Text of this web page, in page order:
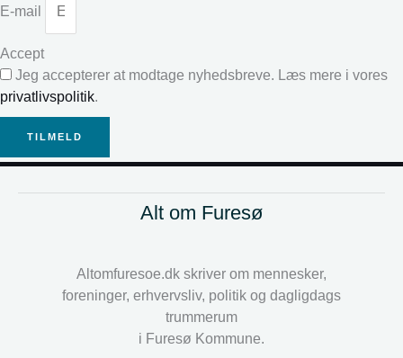
E-mail
Accept
Jeg accepterer at modtage nyhedsbreve. Læs mere i vores
privatlivspolitik.
TILMELD
Alt om Furesø
Altomfuresoe.dk skriver om mennesker,
foreninger, erhvervsliv, politik og dagligdags
trummerum
i Furesø Kommune.